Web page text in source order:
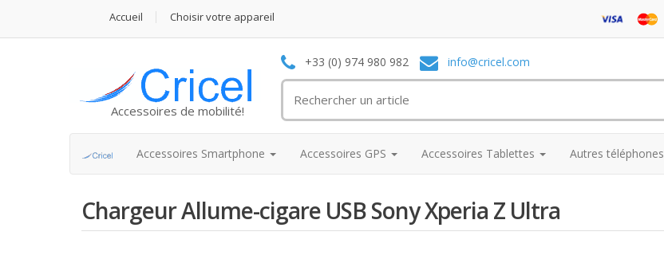
Accueil Choisir votre appareil
Accessoires de mobilité!
+33 (0) 974 980 982 info@cricel.com
Accessoires Smartphone Accessoires GPS Accessoires Tablettes Autres téléphones
Chargeur Allume-cigare USB Sony Xperia Z Ultra